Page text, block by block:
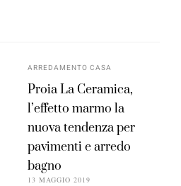
ARREDAMENTO CASA
Proia La Ceramica,
l’effetto marmo la
nuova tendenza per
pavimenti e arredo
bagno
13 MAGGIO 2019